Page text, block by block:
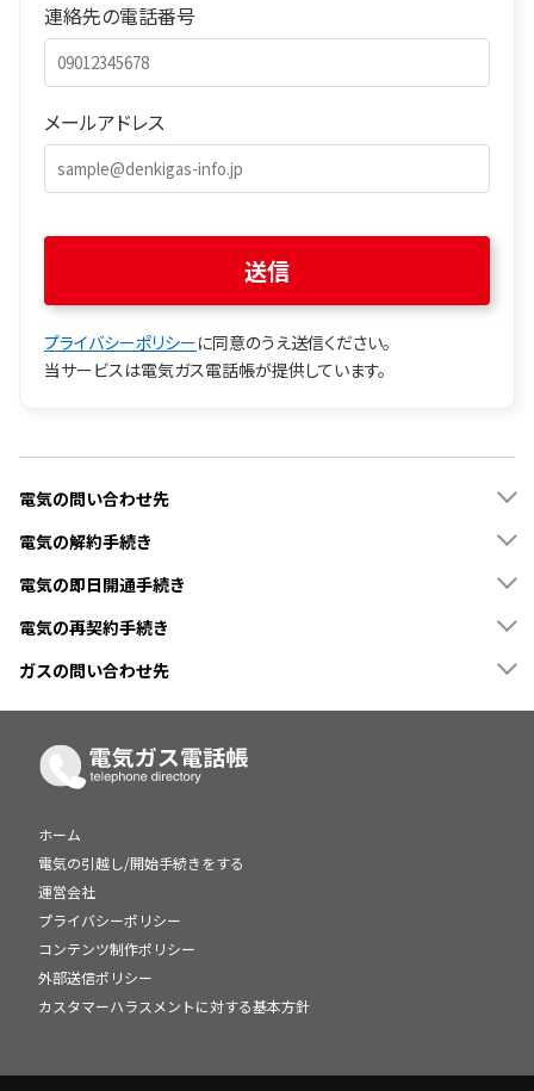
連絡先の電話番号
メールアドレス
プライバシーポリシーに同意のうえ送信ください。
当サービスは電気ガス電話帳が提供しています。
電気の問い合わせ先
電気の解約手続き
電気の即日開通手続き
電気の再契約手続き
ガスの問い合わせ先
ホーム
電気の引越し/開始手続きをする
運営会社
プライバシーポリシー
コンテンツ制作ポリシー
外部送信ポリシー
カスタマーハラスメントに対する基本方針